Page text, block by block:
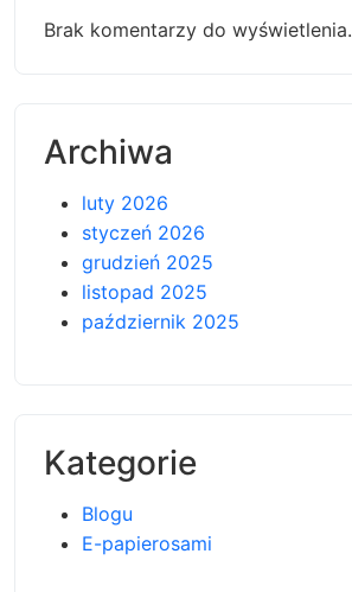
Brak komentarzy do wyświetlenia.
Archiwa
luty 2026
styczeń 2026
grudzień 2025
listopad 2025
październik 2025
Kategorie
Blogu
E-papierosami